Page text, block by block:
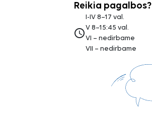
Reikia pagalbos?
access_time
I-IV 8–17 val.
V 8–15:45 val.
VI – nedirbame
VII – nedirbame